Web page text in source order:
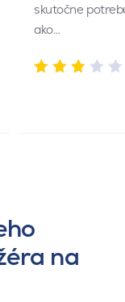
skutočne
ako…
na